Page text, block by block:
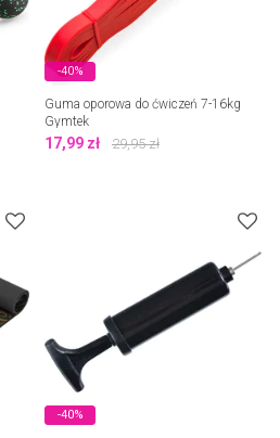
-40%
Guma oporowa do ćwiczeń 7-16kg
Gymtek
17,99 zł 29,95zł
-40%